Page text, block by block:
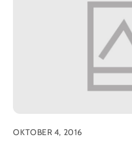
OKTOBER 4, 2016